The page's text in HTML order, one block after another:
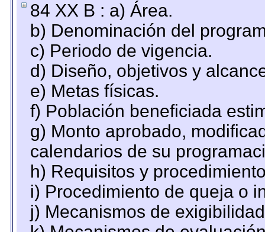
84 XX B : a) Área.
b) Denominación del
c) Periodo de vigencia.
d) Diseño, objetivos y
e) Metas físicas.
f) Población beneficiada
g) Monto aprobado,
calendarios de su
h) Requisitos y
i) Procedimiento de queja o
j) Mecanismos de